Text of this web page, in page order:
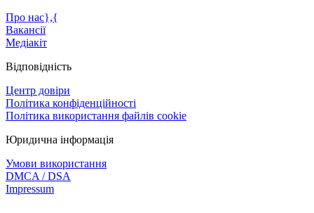
Про нас},{
Вакансії
Медіакіт
Відповідність
Центр довіри
Політика конфіденційності
Політика використання файлів cookie
Юридична інформація
Умови використання
DMCA / DSA
Impressum